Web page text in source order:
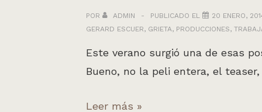
POR ADMIN PUBLICADO EL 20 ENERO,
GERARD ESCUER, GRIETA, PRODUCCIONES,
Este verano surgió una de esas
Bueno, no la peli entera, el
Trabajando
Leer más »